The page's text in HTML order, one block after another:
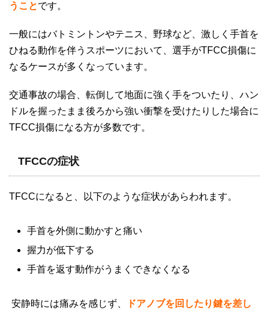
うことです。
一般にはバトミントンやテニス、野球など、激しく手首を
ひねる動作を伴うスポーツにおいて、選手がTFCC損傷に
なるケースが多くなっています。
交通事故の場合、転倒して地面に強く手をついたり、ハン
ドルを握ったまま後ろから強い衝撃を受けたりした場合に
TFCC損傷になる方が多数です。
TFCCの症状
TFCCになると、以下のような症状があらわれます。
手首を外側に動かすと痛い
握力が低下する
手首を返す動作がうまくできなくなる
安静時には痛みを感じず、
ドアノブを回したり鍵を差し